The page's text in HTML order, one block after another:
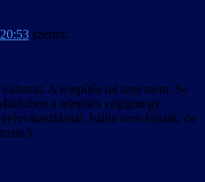
szerint:
A telepítés fel sem ment. Se
a telepítés végigmegy
hátha nem látszik, de